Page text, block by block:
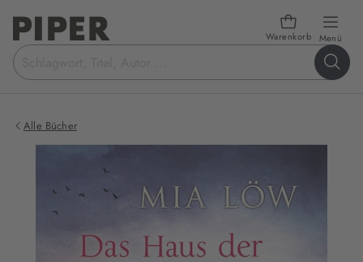
Warenkorb Menü
Suchbegriff
eingeben
Alle Bücher